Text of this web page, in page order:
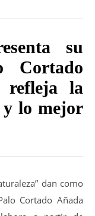
su
Cortado
refleja la
lo mejor
dan como
Cortado Añada